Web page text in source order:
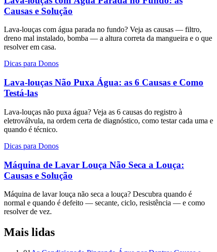
Causas e Solução
Lava-louças com água parada no fundo? Veja as causas — filtro,
dreno mal instalado, bomba — a altura correta da mangueira e o que
resolver em casa.
Dicas para Donos
Lava-louças Não Puxa Água: as 6 Causas e Como
Testá-las
Lava-louças não puxa água? Veja as 6 causas do registro à
eletroválvula, na ordem certa de diagnóstico, como testar cada uma e
quando é técnico.
Dicas para Donos
Máquina de Lavar Louça Não Seca a Louça:
Causas e Solução
Máquina de lavar louça não seca a louça? Descubra quando é
normal e quando é defeito — secante, ciclo, resistência — e como
resolver de vez.
Mais lidas